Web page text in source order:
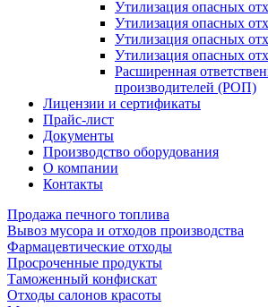
Утилизация опасных
Утилизация опасных
Утилизация опасных
Утилизация опасных
Расширенная
производителей (РОП)
Лицензии и сертификаты
Прайс-лист
Документы
Производство оборудования
О компании
Контакты
Продажа печного топлива
Вывоз мусора и отходов производства
Фармацевтические отходы
Просроченные продукты
Таможенный конфискат
Отходы салонов красоты